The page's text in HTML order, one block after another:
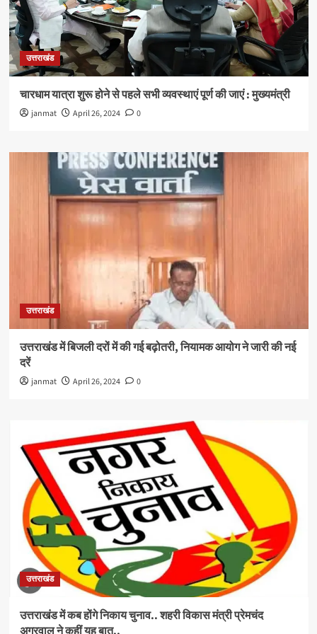
उत्तराखंड
चारधाम यात्रा शुरू होने से पहले सभी व्यवस्थाएं पूर्ण की जाएं : मुख्यमंत्री
janmat April 26, 2024 0
उत्तराखंड
उत्तराखंड में बिजली दरों में की गई बढ़ोतरी, नियामक आयोग ने जारी की नई
दरें
janmat April 26, 2024 0
उत्तराखंड
उत्तराखंड में कब होंगे निकाय चुनाव.. शहरी विकास मंत्री प्रेमचंद